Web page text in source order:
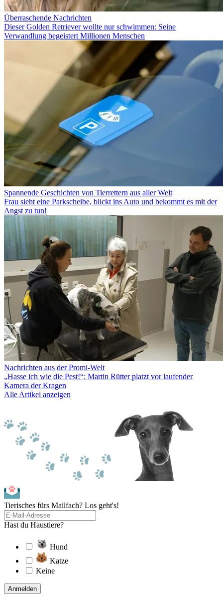
Überraschende Nachrichten
Dieser Golden Retriever wollte nur schwimmen: Seine
Verwandlung begeistert Millionen Menschen
Spannende Geschichten von Tierrettern aus aller Welt
Frau sieht eine Parkscheibe, blickt ins Auto und bekommt es mit der
Angst zu tun!
Nachrichten aus der Promi-Welt
„Hasse ich wie die Pest!“: Martin Rütter platzt vor laufender
Kamera der Kragen
Alle Artikel anzeigen
Tierisches fürs Mailfach? Los geht's!
Hast du Haustiere?
Hund
Katze
Keine
Anmelden